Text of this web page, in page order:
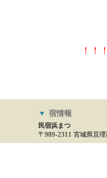
！！
▼ 宿情報
民宿浜まつ
〒989-2311 宮城県亘